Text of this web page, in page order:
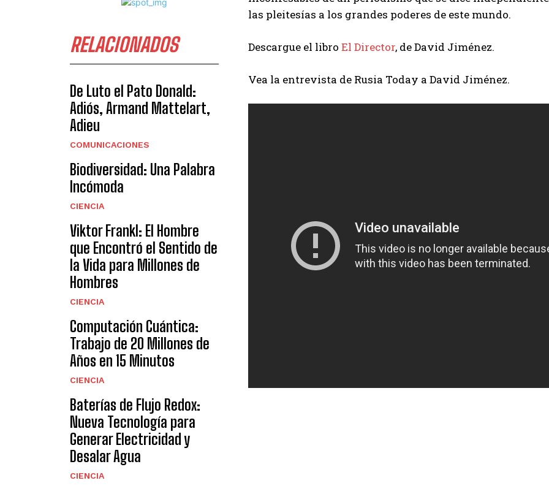
RELACIONADOS
De Luto el Pato Donald:
Adiós, Armand Mattelart,
Adieu
COMUNICACIONES
Biodiversidad: Una Palabra
Incómoda
CIENCIA
Viktor Frankl: El Hombre
que Encontró el Sentido de
la Vida para Millones de
Hombres
CIENCIA
Computación Cuántica:
Trabajo de 20 Millones de
Años en 15 Minutos
CIENCIA
Baterías de Flujo Redox:
Nueva Tecnología para
Generar Electricidad y
Desalar Agua
CIENCIA
las pleitesías a los grandes poderes de este mundo.
Descargue el libro El Director, de David Jiménez.
Vea la entrevista de Rusia Today a David Jiménez.